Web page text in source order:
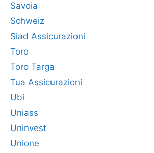
Savoia
Schweiz
Siad Assicurazioni
Toro
Toro Targa
Tua Assicurazioni
Ubi
Uniass
Uninvest
Unione